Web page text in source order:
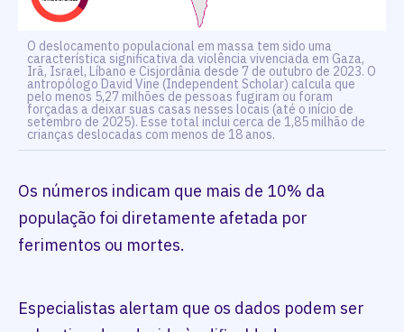
O deslocamento populacional em massa tem sido uma
característica significativa da violência vivenciada em Gaza,
Irã, Israel, Líbano e Cisjordânia desde 7 de outubro de 2023. O
antropólogo David Vine (Independent Scholar) calcula que
pelo menos 5,27 milhões de pessoas fugiram ou foram
forçadas a deixar suas casas nesses locais (até o início de
setembro de 2025). Esse total inclui cerca de 1,85 milhão de
crianças deslocadas com menos de 18 anos.
Os números indicam que mais de 10% da
população foi diretamente afetada por
ferimentos ou mortes.
Especialistas alertam que os dados podem ser